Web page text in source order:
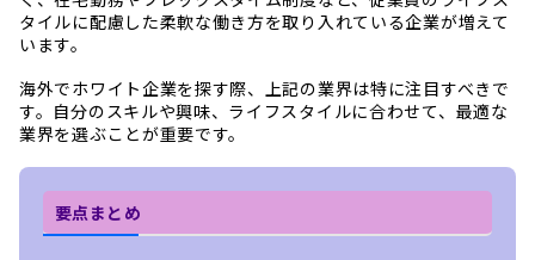
タイルに配慮した柔軟な働き方を取り入れている企業が増えて
います。
海外でホワイト企業を探す際、上記の業界は特に注目すべきで
す。自分のスキルや興味、ライフスタイルに合わせて、最適な
業界を選ぶことが重要です。
要点まとめ